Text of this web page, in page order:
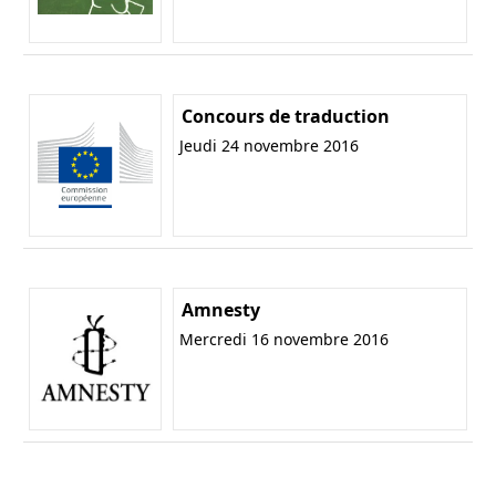
Concours de traduction
Jeudi 24 novembre 2016
Amnesty
Mercredi 16 novembre 2016